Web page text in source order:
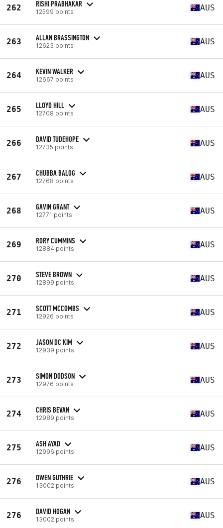
262 RISHI PRABHAKAR
12599 points AUS
263 ALLAN BRASSINGTON
12623 points AUS
264 KEVIN WALKER
12667 points AUS
265 LLOYD HILL
12708 points AUS
266 DAVID TUDEHOPE
12735 points AUS
267 CHUBBA BALOG
12768 points AUS
268 GAVIN GRANT
12771 points AUS
269 RORY CUMMINS
12884 points AUS
270 STEVE BROWN
12899 points AUS
271 SCOTT MCCOMBS
12926 points AUS
272 JASON DC KIM
12939 points AUS
273 SIMON DODSON
12976 points AUS
274 CHRIS BEVAN
12989 points AUS
275 ASH AYAD
12996 points AUS
276 OWEN GUTHRIE
13002 points AUS
276 DAVID HOGAN
13002 points AUS